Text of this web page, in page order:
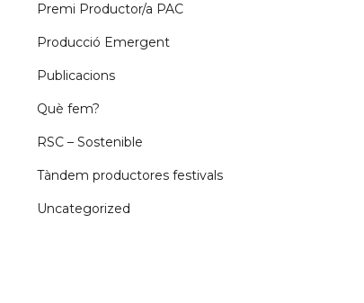
Premi Productor/a PAC
Producció Emergent
Publicacions
Què fem?
RSC – Sostenible
Tàndem productores festivals
Uncategorized